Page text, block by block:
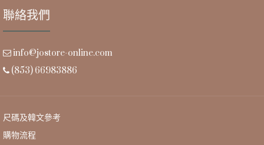
聯絡我們
info@jostore-online.com
(853) 66983886
尺碼及韓文參考
購物流程